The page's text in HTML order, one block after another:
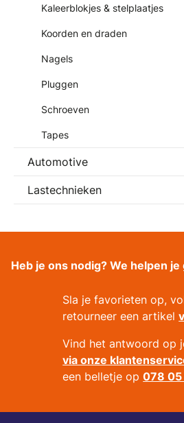
Kaleerblokjes & stelplaatjes
Koorden en draden
Nagels
Pluggen
Schroeven
Tapes
Automotive
Lastechnieken
Heb je ons nodig? We helpen je
Sla je favorieten op,
retourneer een artikel
Vind het antwoord op
via onze
een belletje op078